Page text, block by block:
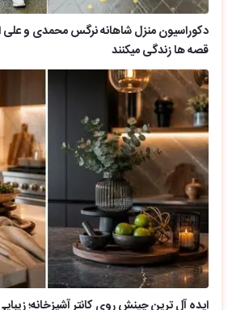
دکوراسیون منزل شاهانه نرگس محمدی و علی
قصه ها زندگی میکنند
ایده آل ترین چینش روی کانتر آشپزخانه؛